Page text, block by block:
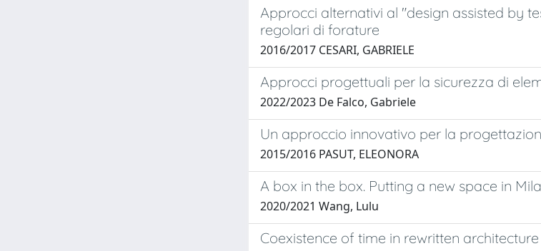
Approcci alternativi al "design assisted by
regolari di forature
2016/2017 CESARI, GABRIELE
Approcci progettuali per la sicurezza di
2022/2023 De Falco, Gabriele
Un approccio innovativo per la
2015/2016 PASUT, ELEONORA
A box in the box. Putting a new space in
2020/2021 Wang, Lulu
Coexistence of time in rewritten architecture